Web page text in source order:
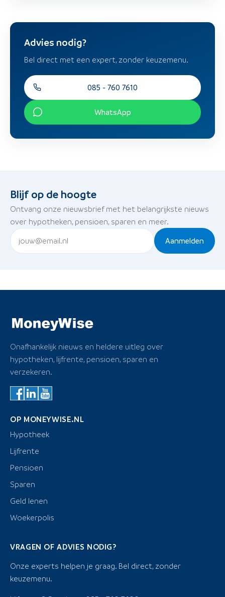
Advies nodig?
Bel direct met een expert, zonder keuzemenu.
085 - 760 7610
WhatsApp
Blijf op de hoogte
Ontvang onze nieuwsbrief met het belangrijkste nieuws
over hypotheken, pensioen, sparen en meer.
Aanmelden
Onafhankelijk nieuws en heldere uitleg over
hypotheken, lijfrente, pensioen, sparen en
verzekeren.
OP MONEYWISE.NL
Hypotheek
Lijfrente
Pensioen
Sparen
Geld lenen
Woekerpolis
VRAGEN OF ADVIES NODIG?
Onze experts helpen je graag. Bel direct, zonder
keuzemenu.